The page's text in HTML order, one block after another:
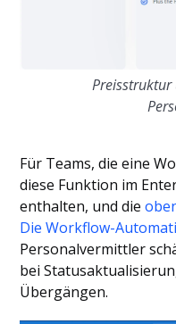
Für Teams, die eine
diese Funktion im
enthalten, und die
Die Workflow-
Personalvermittler
bei
Übergängen.